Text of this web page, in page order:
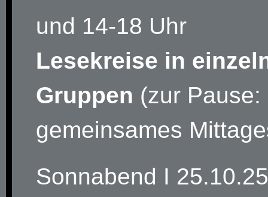
und 14-18 Uhr
Lesekreise in
Gruppen (zur Pause:
gemeinsames
Sonnabend I